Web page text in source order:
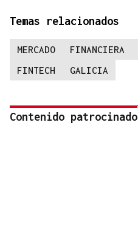
Temas relacionados
MERCADO FINANCIERA
FINTECH
GALICIA
Contenido patrocinado